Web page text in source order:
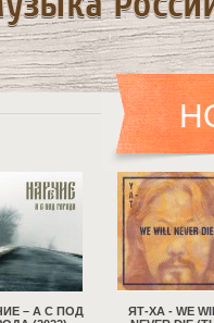
- WE WILL
OPYCHAM –